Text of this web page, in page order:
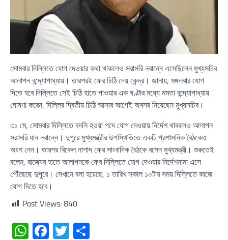
সোমবার দিল্লিতে যোগ দেওয়ার কথা থাকলেও সরাসরি নবান্নে এসেছিলেন মুখ্যসচিব
আলাপন বন্দ্যোপাধ্যায়। তারপরই ফের চিঠি দেয় কেন্দ্র। জানায়, মঙ্গলবার যোগ
দিতে হবে দিল্লিতে সেই চিঠি হাতে পাওয়ার এক ঘণ্টার মধ্যে মমতা বন্দ্যোপাধ্যায়
ঘোষণা করেন, দিল্লির দ্বিতীয় চিঠি আসার আগেই অবসর নিয়েছেন মুখ্যসচিব।
৩১ মে, সোমবার দিল্লিতে বদলি হওয়া পদে যোগ দেওয়ায় নির্দেশ থাকলেও আলাপন
সরাসরি যান নবান্নে। দুপুরে মুখ্যমন্ত্রীর উপস্থিতিতে একটি প্রশাসনিক বৈঠকেও
অংশ নেন। তারপর বিকেল নাগাদ ফের সাংবাদিক বৈঠকে বসেন মুখ্যমন্ত্রী। শুরুতেই
বলেন, রাজ্যের হাতে আলাপনকে ফের দিল্লিতে যোগ দেওয়ার নির্দেশনামা এসে
পৌঁছেছে দুপুরে। সেখানে বলা হয়েছে, ১ তারিখ সকাল ১০টার সময় দিল্লিতে কাজে
যোগ দিতে হবে।
Post Views:840
WhatsApp
Facebook
Twitter